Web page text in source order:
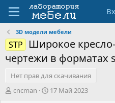
3D модели мебели
STP
Широкое
чертежи в форматах
Нет прав для скачивания
А
cncman
Д
17 Май 2023